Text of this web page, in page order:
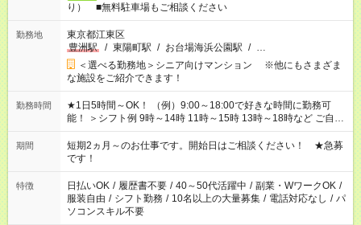
り） ■無料駐車場もご相談ください
勤務地
東京都江東区
豊洲駅
/ 東陽町駅 / お台場海浜公園駅 / …
＜選べる勤務地＞シニア向けマンション ※他にもさまざま
な施設をご紹介できます！
勤務時間
★1日5時間～OK！ （例）9:00～18:00で好きな時間に勤務可
能！ ＞シフト例 9時～14時 11時～15時 13時～18時など ご自身
のご都合に合わせて勤務時間をご相談ください！ ★家庭の都合
でお休みや時間の調整が必要な場合も遠慮なくご相談くださ
い。
期間
短期2ヵ月～のお仕事です。開始日はご相談ください！ ★急募
です！
特徴 日払いOK / 履歴書不要 / 40～50代活躍中 / 副業・WワークOK /
服装自由 / シフト勤務 / 10名以上の大量募集 / 電話対応なし / パ
ソコンスキル不要